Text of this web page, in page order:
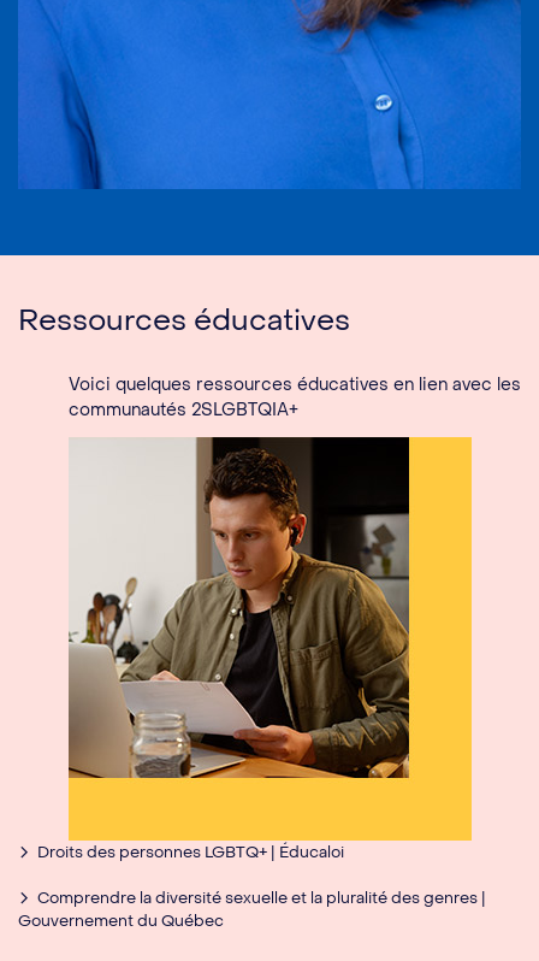
Ressources éducatives
Voici quelques ressources éducatives en lien avec les
communautés 2SLGBTQIA+
Droits des personnes LGBTQ+ | Éducaloi
Comprendre la diversité sexuelle et la pluralité des genres |
Gouvernement du Québec